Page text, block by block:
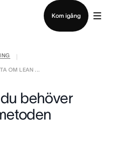
Kom igång
OM LEAN ...
behöver